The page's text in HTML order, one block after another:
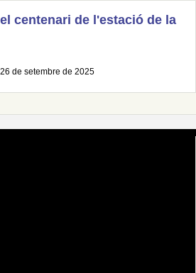
centenari de l'estació de la
de setembre de 2025